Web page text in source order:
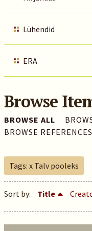
Lühendid
ERA
Browse
BROWSE ALL
BROWSE REFERENCES
Tags: x Talv pooleks
Sort by: Title